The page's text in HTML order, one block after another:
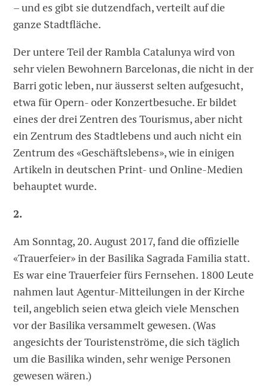
– und es gibt sie dutzendfach, verteilt auf die
ganze Stadtfläche.
Der untere Teil der Rambla Catalunya wird von
sehr vielen Bewohnern Barcelonas, die nicht in der
Barri gotic leben, nur äusserst selten aufgesucht,
etwa für Opern- oder Konzertbesuche. Er bildet
eines der drei Zentren des Tourismus, aber nicht
ein Zentrum des Stadtlebens und auch nicht ein
Zentrum des «Geschäftslebens», wie in einigen
Artikeln in deutschen Print- und Online-Medien
behauptet wurde.
2.
Am Sonntag, 20. August 2017, fand die offizielle
«Trauerfeier» in der Basilika Sagrada Familia statt.
Es war eine Trauerfeier fürs Fernsehen. 1800 Leute
nahmen laut Agentur-Mitteilungen in der Kirche
teil, angeblich seien etwa gleich viele Menschen
vor der Basilika versammelt gewesen. (Was
angesichts der Touristenströme, die sich täglich
um die Basilika winden, sehr wenige Personen
gewesen wären.)